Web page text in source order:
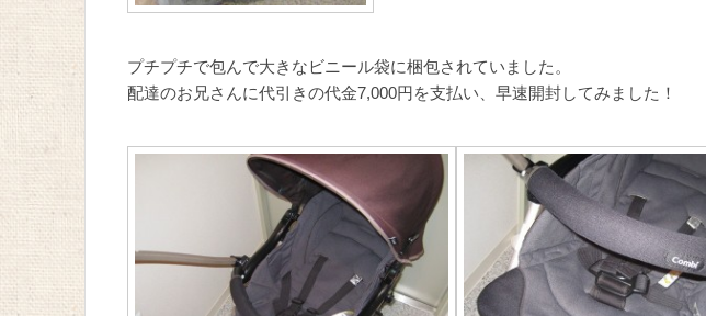
プチプチで包んで大きなビニール袋に梱包されていました。
配達のお兄さんに代引きの代金7,000円を支払い、早速開封してみました！